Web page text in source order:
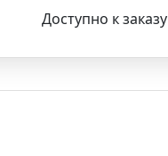
Доступно к заказу